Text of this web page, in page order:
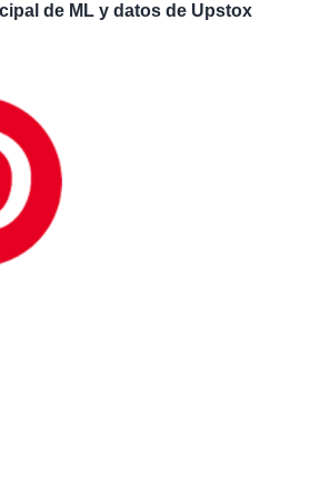
de ML y datos de Upstox